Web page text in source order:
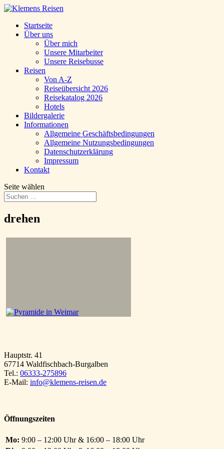
Startseite
Über uns
Über mich
Unsere Mitarbeiter
Unsere Reisebusse
Reisen
Von A-Z
Reiseübersicht 2026
Reisekatalog 2026
Hotels
Bildergalerie
Informationen
Allgemeine Geschäftsbedingungen
Allgemeine Nutzungsbedingungen
Datenschutzerklärung
Impressum
Kontakt
Seite wählen
drehen
Hauptstr. 41
67714 Waldfischbach-Burgalben
Tel.: 06333-275896
E-Mail: info@klemens-reisen.de
Öffnungszeiten
Mo: 9:00 – 12:00 Uhr & 16:00 – 18:00 Uhr